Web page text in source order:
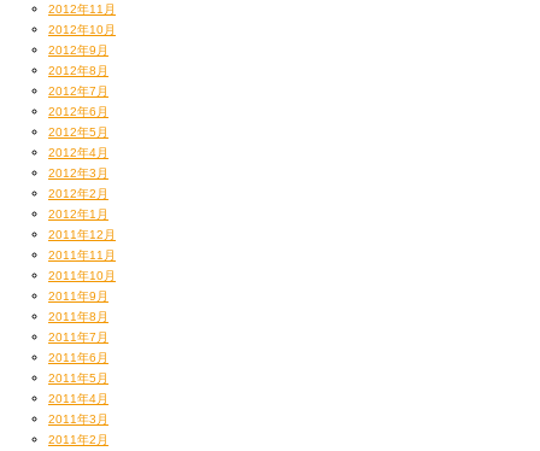
2012年11月
2012年10月
2012年9月
2012年8月
2012年7月
2012年6月
2012年5月
2012年4月
2012年3月
2012年2月
2012年1月
2011年12月
2011年11月
2011年10月
2011年9月
2011年8月
2011年7月
2011年6月
2011年5月
2011年4月
2011年3月
2011年2月